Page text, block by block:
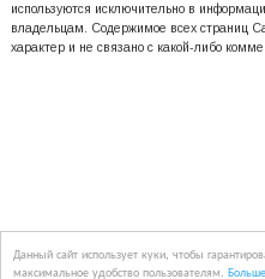
Данный сайт использует куки, чтобы
максимальное удобство пользователям.
используются исключительно в
владельцам. Содержимое всех страниц
характер и не связано с какой-либо